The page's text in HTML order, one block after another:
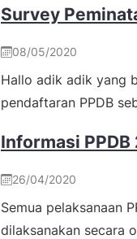
Survey
08/05/2020
Hallo adik adik yang
pendaftaran PPDB
Informasi
26/04/2020
Semua pelaksanaan
dilaksanakan secara